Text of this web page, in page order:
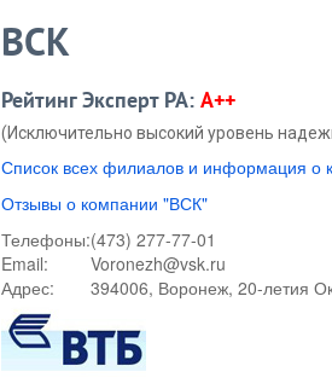
ВСК
Рейтинг Эксперт РА: A++
(Исключительно высокий уровень
Список всех филиалов и информация о
Отзывы о компании "ВСК"
Телефоны:(473) 277-77-01
Email:
Voronezh@vsk.ru
Адрес:
394006, Воронеж, 20-летия